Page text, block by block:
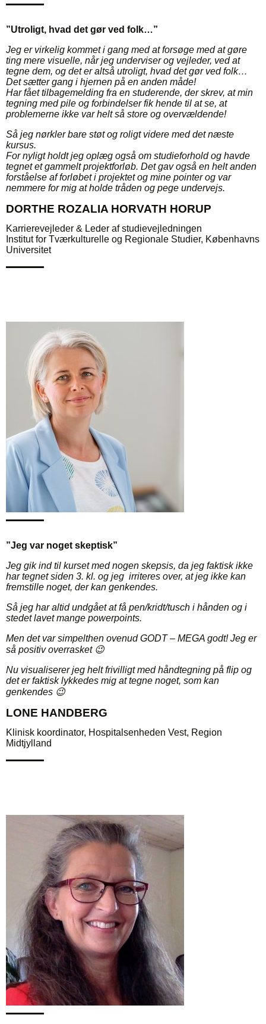
”Utroligt, hvad det gør ved folk…”
Jeg er virkelig kommet i gang med at forsøge med at gøre
ting mere visuelle, når jeg underviser og vejleder, ved at
tegne dem, og det er altså utroligt, hvad det gør ved folk…
Det sætter gang i hjernen på en anden måde!
Har fået tilbagemelding fra en studerende, der skrev, at min
tegning med pile og forbindelser fik hende til at se, at
problemerne ikke var helt så store og overvældende!
Så jeg nørkler bare støt og roligt videre med det næste
kursus.
For nyligt holdt jeg oplæg også om studieforhold og havde
tegnet et gammelt projektforløb. Det gav også en helt anden
forståelse af forløbet i projektet og mine pointer og var
nemmere for mig at holde tråden og pege undervejs.
DORTHE ROZALIA HORVATH HORUP
Karrierevejleder & Leder af studievejledningen
Institut for Tværkulturelle og Regionale Studier, Københavns
Universitet
”Jeg var noget skeptisk”
Jeg gik ind til kurset med nogen skepsis, da jeg faktisk ikke
har tegnet siden 3. kl. og jeg irriteres over, at jeg ikke kan
fremstille noget, der kan genkendes.
Så jeg har altid undgået at få pen/kridt/tusch i hånden og i
stedet lavet mange powerpoints.
Men det var simpelthen ovenud GODT – MEGA godt! Jeg er
så positiv overrasket 😉
Nu visualiserer jeg helt frivilligt med håndtegning på flip og
det er faktisk lykkedes mig at tegne noget, som kan
genkendes 😉
LONE HANDBERG
Klinisk koordinator, Hospitalsenheden Vest, Region
Midtjylland